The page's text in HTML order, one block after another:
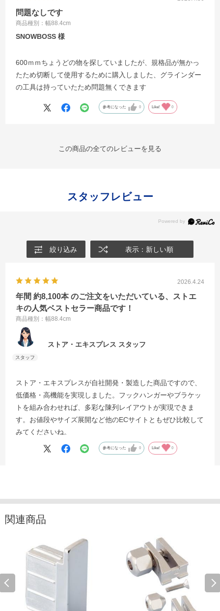
問題なしです
商品種別：幅88.4cm
SNOWBOSS
600ｍｍちょうどの物を探していましたが、規格品が無かっ
たため切断して使用するために購入しました、グラインダー
の工具は持っていたため問題無くできます
参考になった 0 Like! 0
この商品の全てのレビューを見る
スタッフレビュー
絞り込み 表示：新しい順
2026.4.24
年間 約8,100本 のご注文をいただいている、ストエ
キの人気ベストセラー商品です！
商品種別：幅88.4cm
ストア・エキスプレス スタッフ
ストア・エキスプレスが自社開発・製造した商品ですので、
低価格・高機能を実現しました。フックハンガーやブラケッ
トを組み合わせれば、多彩な陳列レイアウトが実現できま
す。お値段やサイズ展開など他のECサイトともぜひ比較して
みてくださいね。
参考になった 0 Like! 0
関連商品